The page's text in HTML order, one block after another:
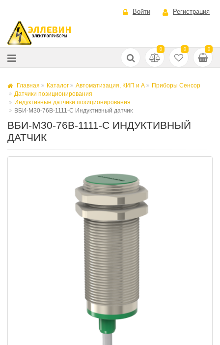
Войти Регистрация
0 0 0
Главная Каталог Автоматизация, КИП и А
Приборы Сенсор
Датчики позиционирования
Индуктивные датчики позиционирования
ВБИ-М30-76В-1111-С Индуктивный датчик
ВБИ-М30-76В-1111-С ИНДУКТИВНЫЙ
ДАТЧИК